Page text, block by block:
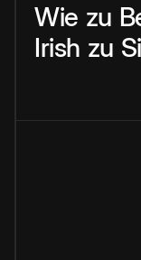
Wie zu
Irish zu